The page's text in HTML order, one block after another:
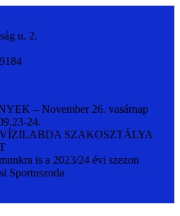
u. 2.
– November 26. vasárnap
24.
SZAKOSZTÁLYA
is a 2023/24 évi szezon
Sportuszoda